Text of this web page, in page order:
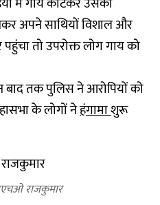
अपने साथियों विशाल और
तो उपरोक्त लोग गाय को
तक पुलिस ने आरोपियों को
के लोगों नेहंगामाशुरू
राजकुमार